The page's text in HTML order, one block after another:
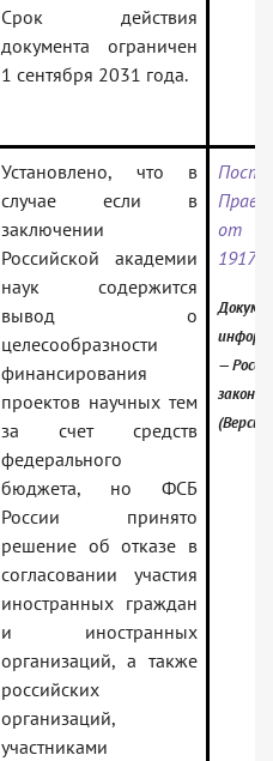
Срок действия
документа ограничен
1 сентября 2031 года.
Установлено, что в
случае если в
заключении
Российской академии
наук содержится
вывод о
целесообразности
финансирования
проектов научных тем
за счет средств
федерального
бюджета, но ФСБ
России принято
решение об отказе в
согласовании участия
иностранных граждан
и иностранных
организаций, а также
российских
организаций,
участниками
от
1917
—